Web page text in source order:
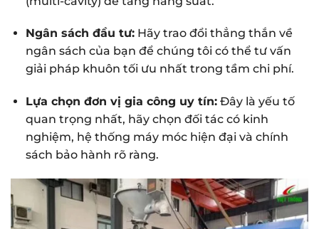
Ngân sách đầu tư:Hãy trao đổi thẳng thắn về
ngân sách của bạn để chúng tôi có thể tư vấn
giải pháp khuôn tối ưu nhất trong tầm chi phí.
Lựa chọn đơn vị gia công uy tín:Đây là yếu tố
quan trọng nhất, hãy chọn đối tác có kinh
nghiệm, hệ thống máy móc hiện đại và chính
sách bảo hành rõ ràng.